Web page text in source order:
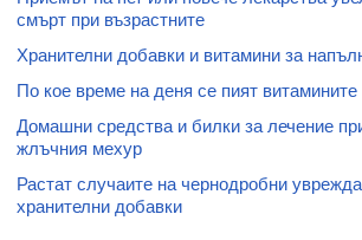
смърт при възрастните
Хранителни добавки и витамини за
По кое време на деня се пият витамините
Домашни средства и билки за лечение
жлъчния мехур
Растат случаите на чернодробни
хранителни добавки